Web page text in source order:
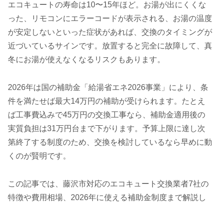
エコキュートの寿命は10〜15年ほど。お湯が出にくくな
った、リモコンにエラーコードが表示される、お湯の温度
が安定しないといった症状があれば、交換のタイミングが
近づいているサインです。放置すると完全に故障して、真
冬にお湯が使えなくなるリスクもあります。
2026年は国の補助金「給湯省エネ2026事業」により、条
件を満たせば最大14万円の補助が受けられます。たとえ
ば工事費込みで45万円の交換工事なら、補助金適用後の
実質負担は31万円台まで下がります。予算上限に達し次
第終了する制度のため、交換を検討しているなら早めに動
くのが賢明です。
この記事では、藤沢市対応のエコキュート交換業者7社の
特徴や費用相場、2026年に使える補助金制度まで解説し